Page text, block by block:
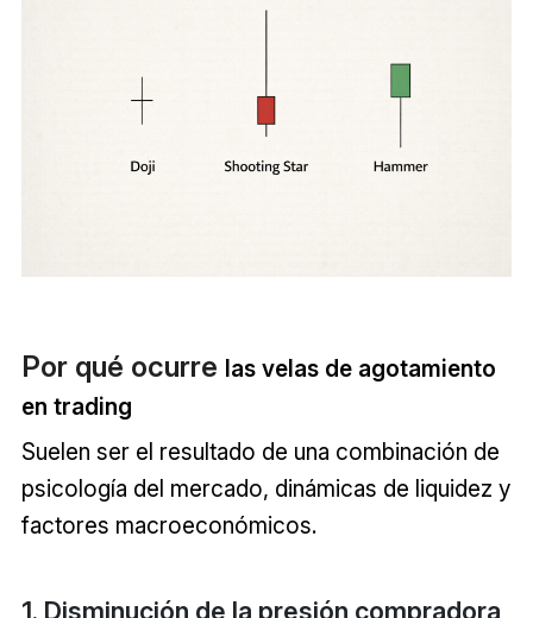
Por qué ocurre las velas de agotamiento
en trading
Suelen ser el resultado de una combinación de
psicología del mercado, dinámicas de liquidez y
factores macroeconómicos.
1. Disminución de la presión compradora